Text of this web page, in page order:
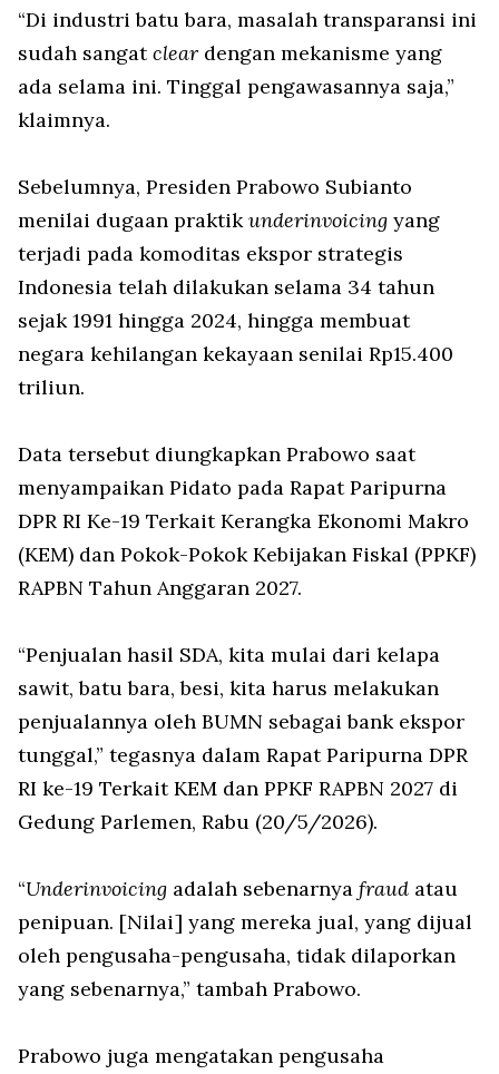
“Di industri batu bara, masalah transparansi ini
sudah sangatclear dengan mekanisme yang
ada selama ini. Tinggal pengawasannya saja,”
klaimnya.
Sebelumnya, Presiden Prabowo Subianto
menilai dugaan praktikunderinvoicing yang
terjadi pada komoditas ekspor strategis
Indonesia telah dilakukan selama 34 tahun
sejak 1991 hingga 2024, hingga membuat
negara kehilangan kekayaan senilai Rp15.400
triliun.
Data tersebut diungkapkan Prabowo saat
menyampaikan Pidato pada Rapat Paripurna
DPR RI Ke-19 Terkait Kerangka Ekonomi Makro
(KEM) dan Pokok-Pokok Kebijakan Fiskal (PPKF)
RAPBN Tahun Anggaran 2027.
“Penjualan hasil SDA, kita mulai dari kelapa
sawit, batu bara, besi, kita harus melakukan
penjualannya oleh BUMN sebagai bank ekspor
tunggal,” tegasnya dalam Rapat Paripurna DPR
RI ke-19 Terkait KEM dan PPKF RAPBN 2027 di
Gedung Parlemen, Rabu (20/5/2026).
“Underinvoicing adalah sebenarnya fraud atau
penipuan. [Nilai] yang mereka jual, yang dijual
oleh pengusaha-pengusaha, tidak dilaporkan
yang sebenarnya,” tambah Prabowo.
Prabowo juga mengatakan pengusaha